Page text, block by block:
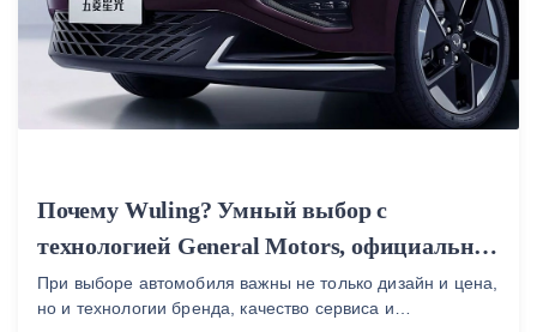
Wuling Hybrid
Texnologiyası
Wuling Remote Control App
Почему Wuling? Умный выбор с
технологией General Motors, официальной
гарантией и надежной сервисной
поддержкой
При выборе автомобиля важны не только дизайн и цена,
но и технологии бренда, качество сервиса и